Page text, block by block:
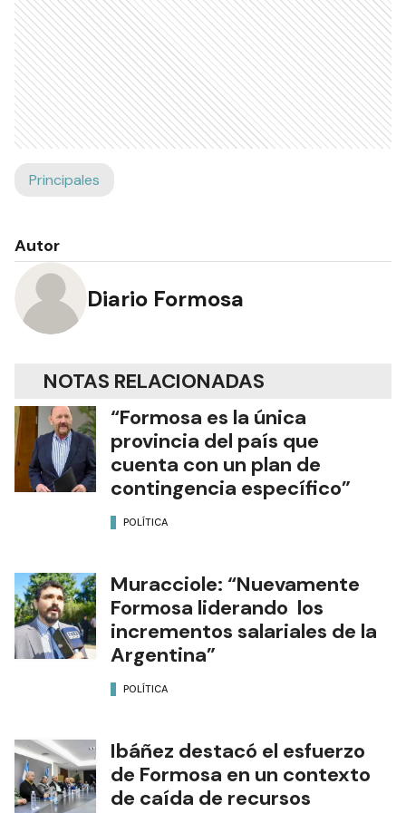
Principales
Autor
Diario Formosa
NOTAS RELACIONADAS
“Formosa es la única
provincia del país que
cuenta con un plan de
contingencia específico”
POLÍTICA
Muracciole: “Nuevamente
Formosa liderando los
incrementos salariales de la
Argentina”
POLÍTICA
Ibáñez destacó el esfuerzo
de Formosa en un contexto
de caída de recursos